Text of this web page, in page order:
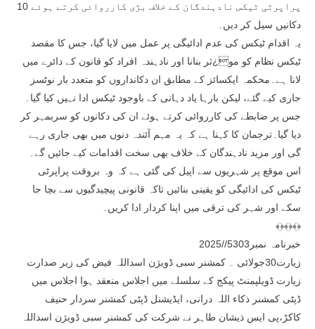
پراپرٹی ٹیکس نادہندگان کے خلاف بڑی کارروائی کرتے ہوئے 10
دکانیں سیل کر دیں۔
یہ اقدام ٹیکس کی عدم ادائیگی پر عمل میں لایا گیا، جس کا مقصد
ٹیکس نظام کو مو¿ثر بنانا اور نادہندہ افراد کو قانون کے دائرے میں
لانا ہے۔محکمہ ایکسائز کے مطابق ان دکانداروں کو متعدد بار نوٹسز
جاری کیے گئے، لیکن بارہا یاد دہانی کے باوجود ٹیکس ادا نہیں کیا گیا۔
جس پر ضابطے کی کارروائی کرتے ہوئے ان کی دکانوں کو سربمہر کر
دیا گیا۔ترجمان کا کہنا ہے کہ یہ مہم آئندہ دنوں میں بھی جاری رہے
گی اور مزید نادہندگان کے خلاف بھی سخت اقدامات کیے جائیں گے۔
اس موقع پر شہریوں سے اپیل کی گئی ہے کہ وہ بروقت پراپرٹی
ٹیکس کی ادائیگی کو یقینی بنائیں تاکہ قانونی پیچیدگیوں سے بچا جا
سکے اور شہر کی ترقی میں اپنا کردار ادا کریں۔
﴾﴿﴾﴿﴾﴿
خبرنامہ نمبر5303//2025
زیارت30جولائی ۔ کمشنر سبی ڈویژن اسداللہ فیض کی زیر صدارت
زیارت ڈویلپمنٹ پیکج کے سلسلے میں اجلاس منعقد ہوا اجلاس میں
ڈپٹی کمشنر ذکاء اللہ درانی، ایڈیشنل ڈپٹی کمشنر سردار حنیف
کاکڑ،پی ایس ذیشان طاہر نے شرکت کی کمشنر سبی ڈویژن اسداللہ